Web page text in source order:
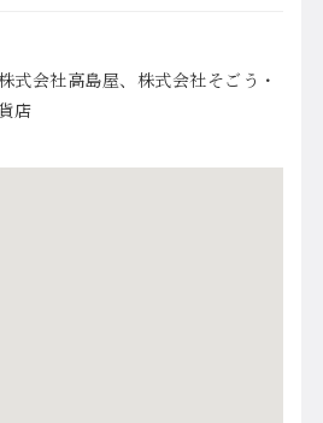
式会社高島屋、株式会社そごう・
店